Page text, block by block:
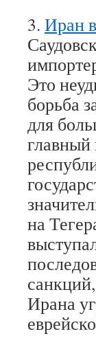
3. Иран
Это
борьба
для
на
Ирана